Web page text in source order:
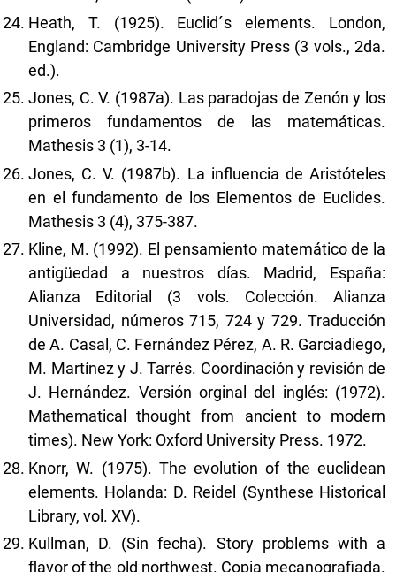
Heath, T. (1925). Euclid´s elements. London,
England: Cambridge University Press (3 vols., 2da.
ed.).
Jones, C. V. (1987a). Las paradojas de Zenón y los
primeros fundamentos de las matemáticas.
Mathesis 3 (1), 3-14.
Jones, C. V. (1987b). La influencia de Aristóteles
en el fundamento de los Elementos de Euclides.
Mathesis 3 (4), 375-387.
Kline, M. (1992). El pensamiento matemático de la
antigüedad a nuestros días. Madrid, España:
Alianza Editorial (3 vols. Colección. Alianza
Universidad, números 715, 724 y 729. Traducción
de A. Casal, C. Fernández Pérez, A. R. Garciadiego,
M. Martínez y J. Tarrés. Coordinación y revisión de
J. Hernández. Versión orginal del inglés: (1972).
Mathematical thought from ancient to modern
times). New York: Oxford University Press. 1972.
Knorr, W. (1975). The evolution of the euclidean
elements. Holanda: D. Reidel (Synthese Historical
Library, vol. XV).
Kullman, D. (Sin fecha). Story problems with a
flavor of the old northwest. Copia mecanografiada.